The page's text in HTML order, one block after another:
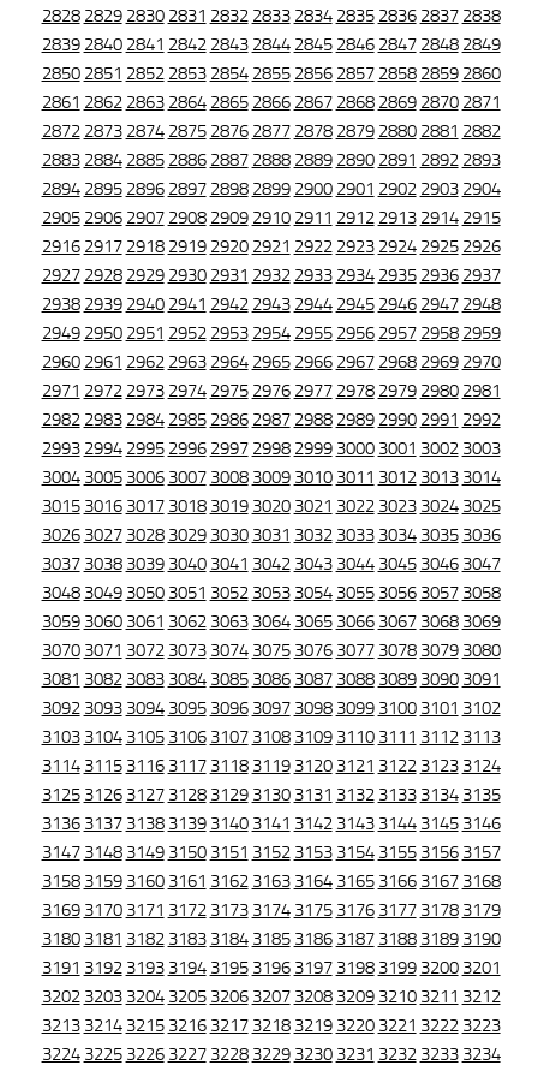
2828 2829 2830 2831 2832 2833 2834 2835 2836 2837 2838
2839 2840 2841 2842 2843 2844 2845 2846 2847 2848 2849
2850 2851 2852 2853 2854 2855 2856 2857 2858 2859 2860
2861 2862 2863 2864 2865 2866 2867 2868 2869 2870 2871
2872 2873 2874 2875 2876 2877 2878 2879 2880 2881 2882
2883 2884 2885 2886 2887 2888 2889 2890 2891 2892 2893
2894 2895 2896 2897 2898 2899 2900 2901 2902 2903 2904
2905 2906 2907 2908 2909 2910 2911 2912 2913 2914 2915
2916 2917 2918 2919 2920 2921 2922 2923 2924 2925 2926
2927 2928 2929 2930 2931 2932 2933 2934 2935 2936 2937
2938 2939 2940 2941 2942 2943 2944 2945 2946 2947 2948
2949 2950 2951 2952 2953 2954 2955 2956 2957 2958 2959
2960 2961 2962 2963 2964 2965 2966 2967 2968 2969 2970
2971 2972 2973 2974 2975 2976 2977 2978 2979 2980 2981
2982 2983 2984 2985 2986 2987 2988 2989 2990 2991 2992
2993 2994 2995 2996 2997 2998 2999 3000 3001 3002 3003
3004 3005 3006 3007 3008 3009 3010 3011 3012 3013 3014
3015 3016 3017 3018 3019 3020 3021 3022 3023 3024 3025
3026 3027 3028 3029 3030 3031 3032 3033 3034 3035 3036
3037 3038 3039 3040 3041 3042 3043 3044 3045 3046 3047
3048 3049 3050 3051 3052 3053 3054 3055 3056 3057 3058
3059 3060 3061 3062 3063 3064 3065 3066 3067 3068 3069
3070 3071 3072 3073 3074 3075 3076 3077 3078 3079 3080
3081 3082 3083 3084 3085 3086 3087 3088 3089 3090 3091
3092 3093 3094 3095 3096 3097 3098 3099 3100 3101 3102
3103 3104 3105 3106 3107 3108 3109 3110 3111 3112 3113
3114 3115 3116 3117 3118 3119 3120 3121 3122 3123 3124
3125 3126 3127 3128 3129 3130 3131 3132 3133 3134 3135
3136 3137 3138 3139 3140 3141 3142 3143 3144 3145 3146
3147 3148 3149 3150 3151 3152 3153 3154 3155 3156 3157
3158 3159 3160 3161 3162 3163 3164 3165 3166 3167 3168
3169 3170 3171 3172 3173 3174 3175 3176 3177 3178 3179
3180 3181 3182 3183 3184 3185 3186 3187 3188 3189 3190
3191 3192 3193 3194 3195 3196 3197 3198 3199 3200 3201
3202 3203 3204 3205 3206 3207 3208 3209 3210 3211 3212
3213 3214 3215 3216 3217 3218 3219 3220 3221 3222 3223
3224 3225 3226 3227 3228 3229 3230 3231 3232 3233 3234